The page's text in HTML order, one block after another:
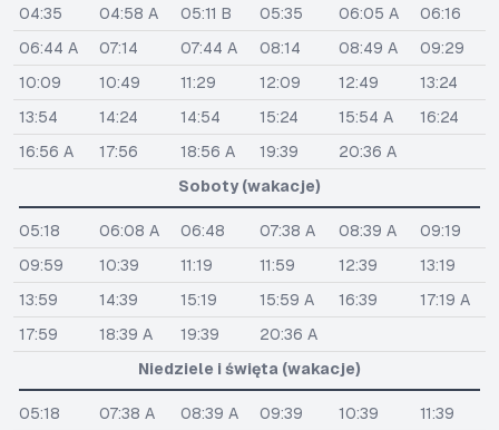
04:35 04:58 A 05:11 B 05:35 06:05 A
06:16
06:44 A
07:14 07:44 A 08:14 08:49 A
09:29
10:09
10:49 11:29 12:09 12:49
13:24
13:54
14:24 14:54 15:24 15:54 A
16:24
16:56 A
17:56 18:56 A 19:39
20:36 A
Soboty (wakacje)
05:18 06:08 A 06:48 07:38 A 08:39 A
09:19
09:59
10:39 11:19 11:59 12:39
13:19
13:59
14:39 15:19 15:59 A 16:39
17:19 A
17:59
18:39 A 19:39
20:36 A
Niedziele i święta (wakacje)
05:18 07:38 A 08:39 A 09:39 10:39
11:39